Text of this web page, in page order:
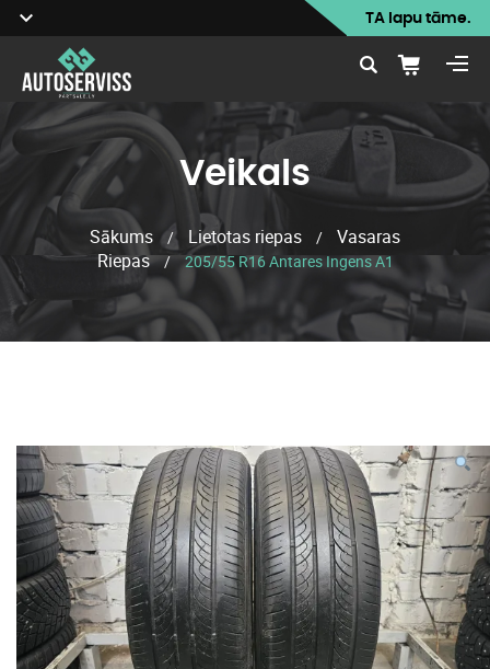
TA lapu tāme.
Veikals
Sākums / Lietotas riepas /
Vasaras
Riepas / 205/55 R16 Antares Ingens A1